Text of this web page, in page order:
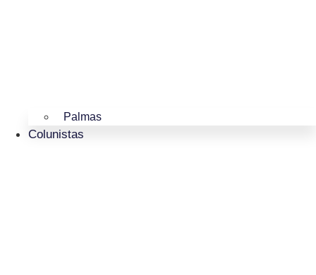
Palmas
Colunistas